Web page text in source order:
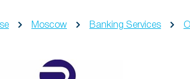
Moscow Banking Services